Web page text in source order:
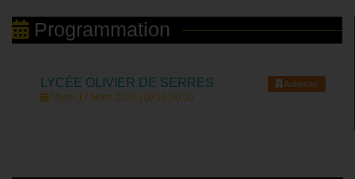
Programmation
LYCÉE OLIVIER DE SERRES Aubenas
Mardi 17 Mars 2026 | 16:30:00